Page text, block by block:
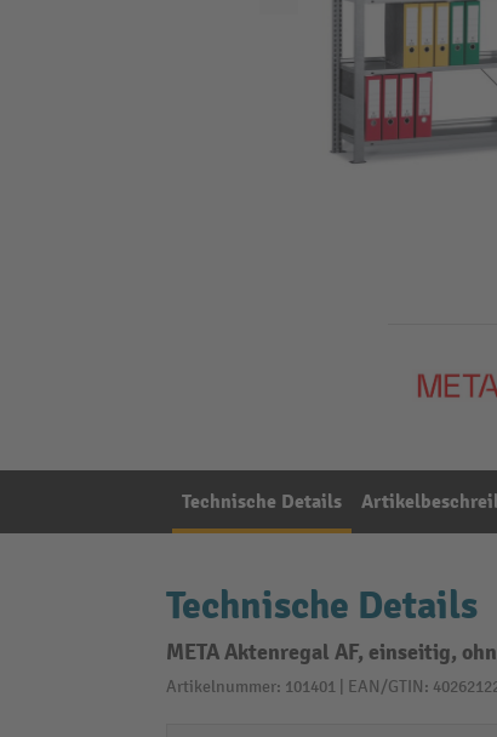
Technische Details
Technische Details
META Aktenregal AF, einseitig,
Artikelnummer: 101401 | EAN/GTIN: